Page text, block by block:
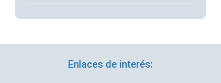
Enlaces de interés: